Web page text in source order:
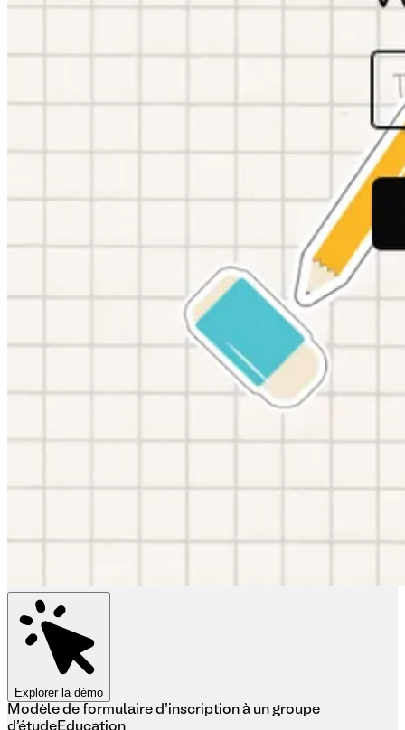
Explorer la démo
Modèle de formulaire d'inscription à un groupe
d'étude Education